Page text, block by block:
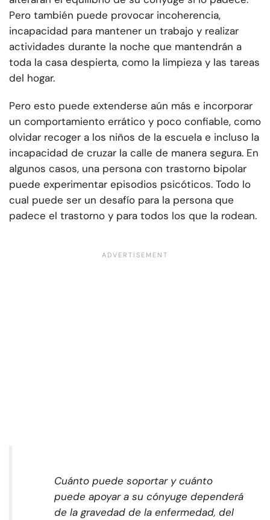
Pero también puede provocar incoherencia,
incapacidad para mantener un trabajo y realizar
actividades durante la noche que mantendrán a
toda la casa despierta, como la limpieza y las tareas
del hogar.
Pero esto puede extenderse aún más e incorporar
un comportamiento errático y poco confiable, como
olvidar recoger a los niños de la escuela e incluso la
incapacidad de cruzar la calle de manera segura. En
algunos casos, una persona con trastorno bipolar
puede experimentar episodios psicóticos. Todo lo
cual puede ser un desafío para la persona que
padece el trastorno y para todos los que la rodean.
Cuánto puede soportar y cuánto
puede apoyar a su cónyuge dependerá
de la gravedad de la enfermedad, del